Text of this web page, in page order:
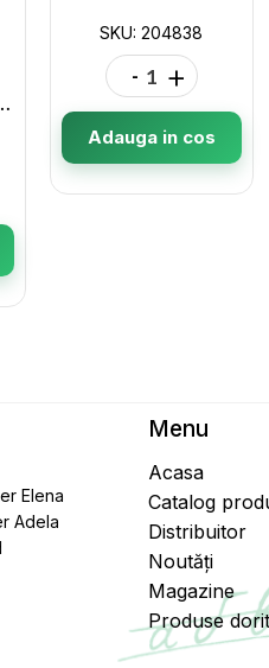
17/33-2) 160014
SKU: 204838
- +
Adauga in cos
Elena
Adela
Menu
Acasa
Catalog
Distribuitor
Noutăți
Magazine
Produse